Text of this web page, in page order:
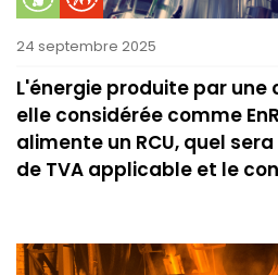
24 septembre 2025
L'énergie produite par une
elle considérée comme
alimente un RCU, quel
de TVA applicable et le